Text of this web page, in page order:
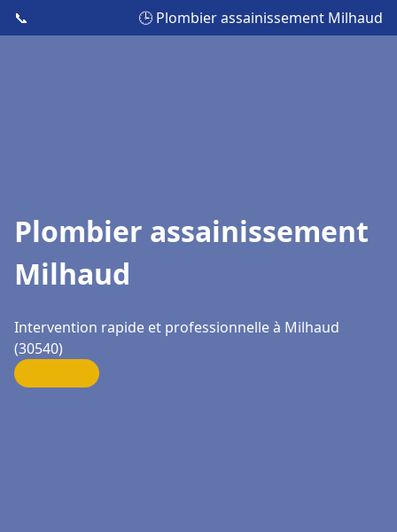
📞 🕒 Plombier assainissement Milhaud
Plombier assainissement
Milhaud
Intervention rapide et professionnelle à Milhaud
(30540)